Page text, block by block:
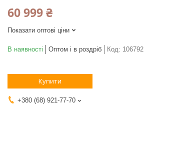
60 999 ₴
Показати оптові ціни
В наявності Оптом і в роздріб Код: 106792
Купити
+380 (68) 921-77-70